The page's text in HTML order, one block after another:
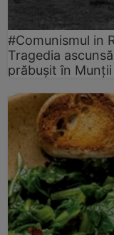
#Comunismul in
Tragedia
prăbușit în